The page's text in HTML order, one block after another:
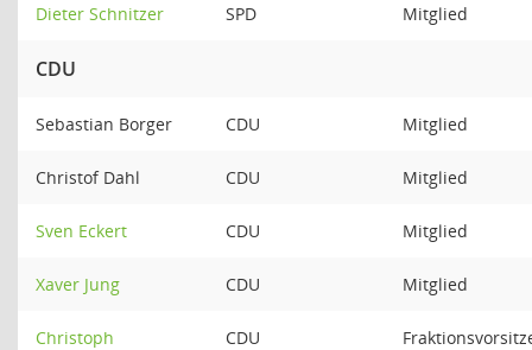
Dieter Schnitzer SPD Mitglied
CDU
Sebastian Borger CDU Mitglied
Christof Dahl CDU Mitglied
Sven Eckert CDU Mitglied
Xaver Jung CDU Mitglied
Christoph
CDU